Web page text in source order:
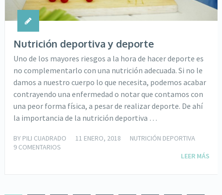
Nutrición deportiva y deporte
Uno de los mayores riesgos a la hora de hacer deporte es
no complementarlo con una nutrición adecuada. Si no le
damos a nuestro cuerpo lo que necesita, podemos acabar
contrayendo una enfermedad o notar que contamos con
una peor forma física, a pesar de realizar deporte. De ahí
la importancia de la nutrición deportiva …
BY PILI CUADRADO 11 ENERO, 2018
NUTRICIÓN DEPORTIVA
9 COMENTARIOS
LEER MÁS